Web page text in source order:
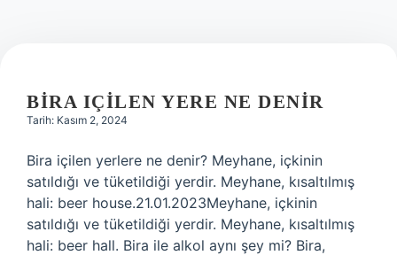
BIRA IÇILEN YERE NE DENIR
Tarih: Kasım 2, 2024
Bira içilen yerlere ne denir? Meyhane, içkinin
satıldığı ve tüketildiği yerdir. Meyhane, kısaltılmış
hali: beer house.21.01.2023Meyhane, içkinin
satıldığı ve tüketildiği yerdir. Meyhane, kısaltılmış
hali: beer hall. Bira ile alkol aynı şey mi? Bira,